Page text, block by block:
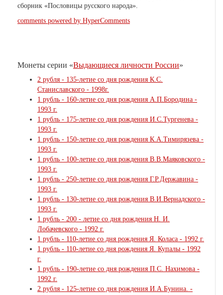
сборник «Пословицы русского народа».
comments powered by HyperComments
Монеты серии «Выдающиеся личности России»
2 рубля - 135-летие со дня рождения К.С.
Станиславского - 1998г.
1 рубль - 160-летие со дня рождения А.П.Бородина -
1993 г.
1 рубль - 175-летие со дня рождения И.С.Тургенева -
1993 г.
1 рубль - 150-летие со дня рождения К.А.Тимирязева -
1993 г.
1 рубль - 100-летие со дня рождения В.В.Маяковского -
1993 г.
1 рубль - 250-летие со дня рождения Г.Р.Державина -
1993 г.
1 рубль - 130-летие со дня рождения В.И.Вернадского -
1993 г.
1 рубль - 200 - летие со дня рождения Н. И.
Лобачевского - 1992 г.
1 рубль - 110-летие со дня рождения Я. Коласа - 1992 г.
1 рубль - 110-летие со дня рождения Я. Купалы - 1992
г.
1 рубль - 190-летие со дня рождения П.С. Нахимова -
1992 г.
2 рубля - 125-летие со дня рождения И.А.Бунина. -